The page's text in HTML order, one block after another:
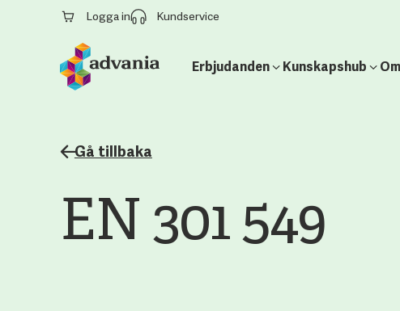
Logga in Kundservice
Erbjudanden Kunskapshub
Gå tillbaka
EN 301 549